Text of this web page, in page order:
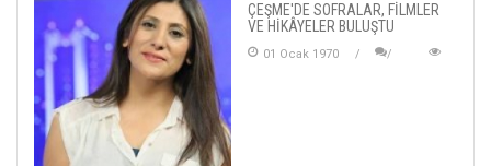
ÇEŞME'DE SOFRALAR, FİLMLER
VE HİKÂYELER BULUŞTU
01 Ocak 1970